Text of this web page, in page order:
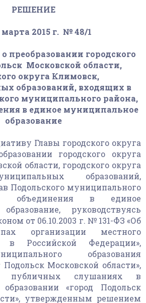
РЕШЕНИЕ
марта 2015 г. № 48/1
преобразовании городского
Московской области,
округа Климовск,
образований, входящих в
муниципального района,
в единое муниципальное
образование
Главы городского округа
городского округа
области, городского округа
образований,
Подольского муниципального
объединения в единое
руководствуясь
от 06.10.2003 г. № 131-ФЗ «Об
организации местного
в Российской Федерации»,
образования
Подольск Московской области»,
публичных слушаниях в
«город Подольск
утвержденным решением